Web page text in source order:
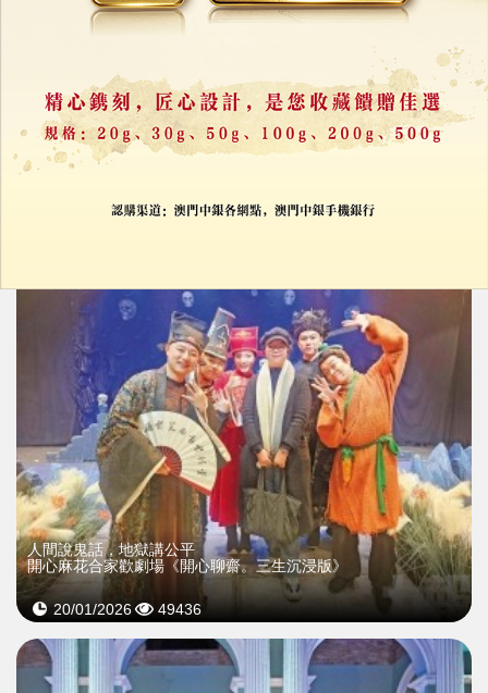
00後批灰批出百萬生意
人間說鬼話，地獄講公平
開心麻花合家歡劇場《開心聊齋。三生沉浸版》
20/01/2026 49436